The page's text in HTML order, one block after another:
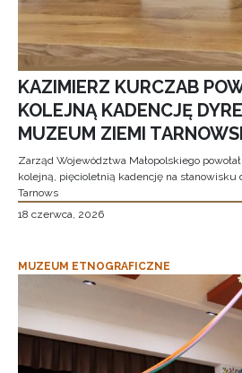
KAZIMIERZ KURCZAB
KOLEJNĄ KADENCJĘ
MUZEUM ZIEMI
Zarząd Województwa Małopolskiego
kolejną, pięcioletnią kadencję na
Tarnows
18 czerwca, 2026
MUZEUM ETNOGRAFICZNE